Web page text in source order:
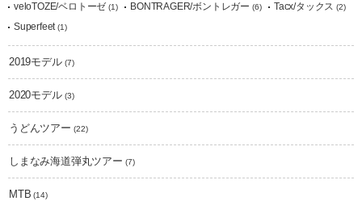
veloTOZE/ベロトーゼ (1) BONTRAGER/ボントレガー (6) Tacx/タックス (2)
Superfeet (1)
2019モデル(7)
2020モデル(3)
うどんツアー (22)
しまなみ海道弾丸ツアー (7)
MTB (14)